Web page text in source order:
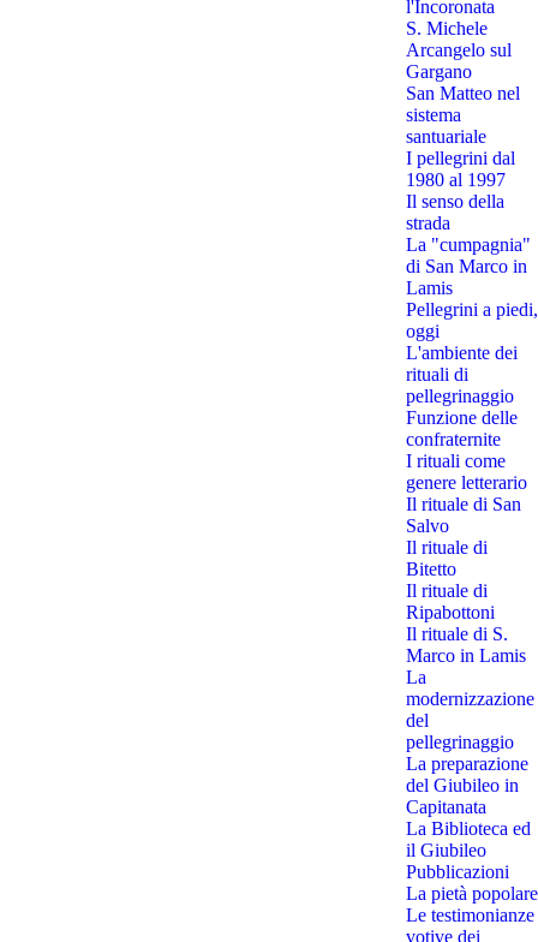
l'Incoronata
S. Michele
Arcangelo sul
Gargano
San Matteo nel
sistema
santuariale
I pellegrini dal
1980 al 1997
Il senso della
strada
La "cumpagnia"
di San Marco in
Lamis
Pellegrini a piedi,
oggi
L'ambiente dei
rituali di
pellegrinaggio
Funzione delle
confraternite
I rituali come
genere letterario
Il rituale di San
Salvo
Il rituale di
Bitetto
Il rituale di
Ripabottoni
Il rituale di S.
Marco in Lamis
La
modernizzazione
del
pellegrinaggio
La preparazione
del Giubileo in
Capitanata
La Biblioteca ed
il Giubileo
Pubblicazioni
La pietà popolare
Le testimonianze
votive dei